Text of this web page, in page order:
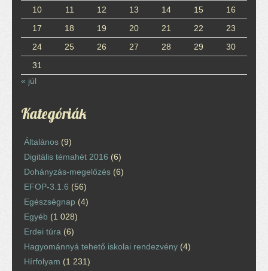
10
11 12 13 14 15
16
17
18 19 20 21 22
23
24
25 26 27 28 29
30
31
« júl
Kategóriák
Általános (9)
Digitális témahét 2016 (6)
Dohányzás-megelőzés (6)
EFOP-3.1.6 (56)
Egészségnap (4)
Egyéb (1 028)
Erdei túra (6)
Hagyománnyá tehető iskolai rendezvény (4)
Hírfolyam (1 231)